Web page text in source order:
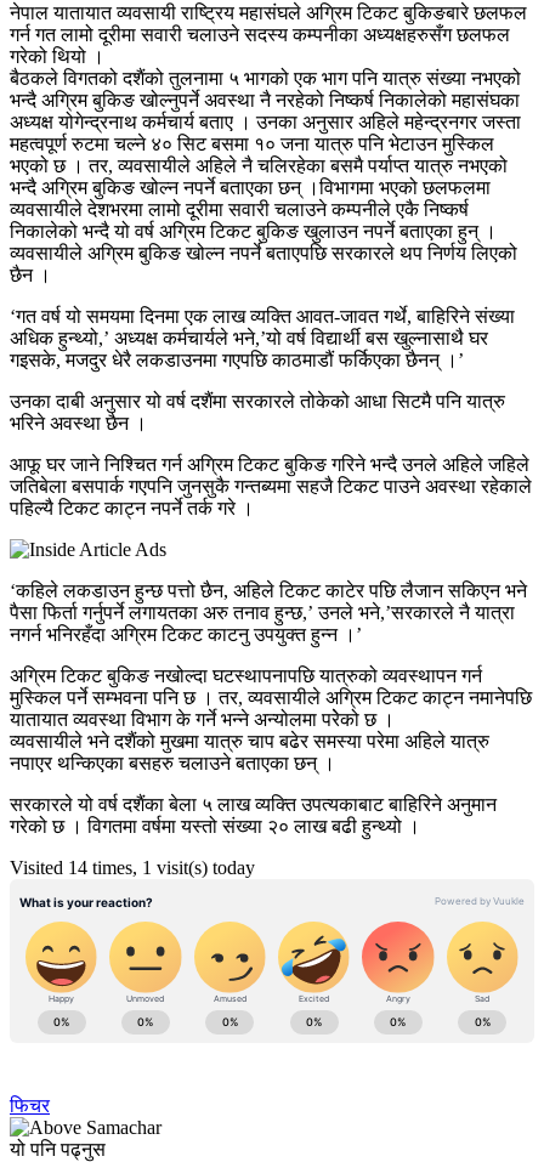
नेपाल यातायात व्यवसायी राष्ट्रिय महासंघले अग्रिम टिकट बुकिङबारे छलफल
गर्न गत लामो दूरीमा सवारी चलाउने सदस्य कम्पनीका अध्यक्षहरुसँग छलफल
गरेको थियो ।
बैठकले विगतको दशैंको तुलनामा ५ भागको एक भाग पनि यात्रु संख्या नभएको
भन्दै अग्रिम बुकिङ खोल्नुपर्ने अवस्था नै नरहेको निष्कर्ष निकालेको महासंघका
अध्यक्ष योगेन्द्रनाथ कर्मचार्य बताए । उनका अनुसार अहिले महेन्द्रनगर जस्ता
महत्वपूर्ण रुटमा चल्ने ४० सिट बसमा १० जना यात्रु पनि भेटाउन मुस्किल
भएको छ । तर, व्यवसायीले अहिले नै चलिरहेका बसमै पर्याप्त यात्रु नभएको
भन्दै अग्रिम बुकिङ खोल्न नपर्ने बताएका छन् ।विभागमा भएको छलफलमा
व्यवसायीले देशभरमा लामो दूरीमा सवारी चलाउने कम्पनीले एकै निष्कर्ष
निकालेको भन्दै यो वर्ष अग्रिम टिकट बुकिङ खुलाउन नपर्ने बताएका हुन् ।
व्यवसायीले अग्रिम बुकिङ खोल्न नपर्ने बताएपछि सरकारले थप निर्णय लिएको
छैन ।
‘गत वर्ष यो समयमा दिनमा एक लाख व्यक्ति आवत-जावत गर्थे, बाहिरिने संख्या
अधिक हुन्थ्यो,’ अध्यक्ष कर्मचार्यले भने,’यो वर्ष विद्यार्थी बस खुल्नासाथै घर
गइसके, मजदुर धेरै लकडाउनमा गएपछि काठमाडौं फर्किएका छैनन् ।’
उनका दाबी अनुसार यो वर्ष दशैंमा सरकारले तोकेको आधा सिटमै पनि यात्रु
भरिने अवस्था छैन ।
आफू घर जाने निश्चित गर्न अग्रिम टिकट बुकिङ गरिने भन्दै उनले अहिले जहिले
जतिबेला बसपार्क गएपनि जुनसुकै गन्तब्यमा सहजै टिकट पाउने अवस्था रहेकाले
पहिल्यै टिकट काट्न नपर्ने तर्क गरे ।
‘कहिले लकडाउन हुन्छ पत्तो छैन, अहिले टिकट काटेर पछि लैजान सकिएन भने
पैसा फिर्ता गर्नुपर्ने लगायतका अरु तनाव हुन्छ,’ उनले भने,’सरकारले नै यात्रा
नगर्न भनिरहँदा अग्रिम टिकट काटनु उपयुक्त हुन्न ।’
अग्रिम टिकट बुकिङ नखोल्दा घटस्थापनापछि यात्रुको व्यवस्थापन गर्न
मुस्किल पर्ने सम्भवना पनि छ । तर, व्यवसायीले अगि्रम टिकट काट्न नमानेपछि
यातायात व्यवस्था विभाग के गर्ने भन्ने अन्योलमा परेेको छ ।
व्यवसायीले भने दशैंको मुखमा यात्रु चाप बढेर समस्या परेमा अहिले यात्रु
नपाएर थन्किएका बसहरु चलाउने बताएका छन् ।
सरकारले यो वर्ष दशैंका बेला ५ लाख व्यक्ति उपत्यकाबाट बाहिरिने अनुमान
गरेको छ । विगतमा वर्षमा यस्तो संख्या २० लाख बढी हुन्थ्यो ।
Visited 14 times, 1 visit(s) today
फिचर
यो पनि पढ्नुस